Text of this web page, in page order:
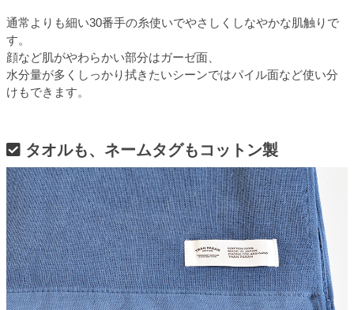
通常よりも細い30番手の糸使いでやさしくしなやかな肌触りで
す。
顔など肌がやわらかい部分はガーゼ面、
水分量が多くしっかり拭きたいシーンではパイル面など使い分
けもできます。
タオルも、ネームタグもコットン製